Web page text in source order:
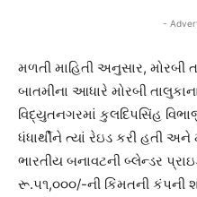
-
મળતી માહિતી અનુસાર, મોરબી
બાતમીના આધારે મોરબી
વિદ્યુતનગરમાં કુલદિપસિંહ
ધંધાર્થીને ત્યાં રેઇડ કરી હતી
ભારતીય બનાવટની બ્લેન્ડર
રૂ.૫૧,૦૦૦/-ની કિંમતની કંપની